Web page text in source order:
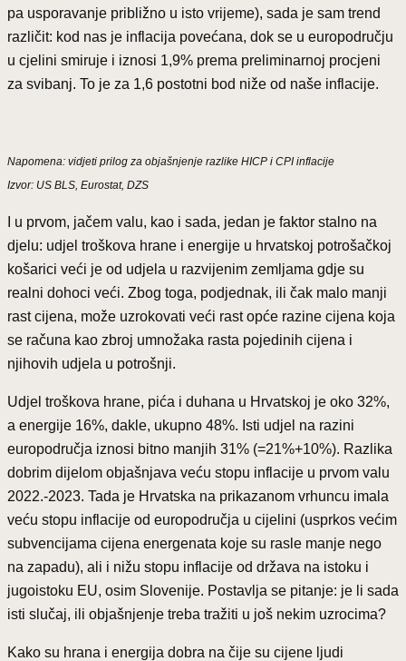
pa usporavanje približno u isto vrijeme), sada je sam trend
različit: kod nas je inflacija povećana, dok se u europodručju
u cjelini smiruje i iznosi 1,9% prema preliminarnoj procjeni
za svibanj. To je za 1,6 postotni bod niže od naše inflacije.
Napomena: vidjeti prilog za objašnjenje razlike HICP i CPI inflacije
Izvor: US BLS, Eurostat, DZS
I u prvom, jačem valu, kao i sada, jedan je faktor stalno na
djelu: udjel troškova hrane i energije u hrvatskoj potrošačkoj
košarici veći je od udjela u razvijenim zemljama gdje su
realni dohoci veći. Zbog toga, podjednak, ili čak malo manji
rast cijena, može uzrokovati veći rast opće razine cijena koja
se računa kao zbroj umnožaka rasta pojedinih cijena i
njihovih udjela u potrošnji.
Udjel troškova hrane, pića i duhana u Hrvatskoj je oko 32%,
a energije 16%, dakle, ukupno 48%. Isti udjel na razini
europodručja iznosi bitno manjih 31% (=21%+10%). Razlika
dobrim dijelom objašnjava veću stopu inflacije u prvom valu
2022.-2023. Tada je Hrvatska na prikazanom vrhuncu imala
veću stopu inflacije od europodručja u cijelini (usprkos većim
subvencijama cijena energenata koje su rasle manje nego
na zapadu), ali i nižu stopu inflacije od država na istoku i
jugoistoku EU, osim Slovenije. Postavlja se pitanje: je li sada
isti slučaj, ili objašnjenje treba tražiti u još nekim uzrocima?
Kako su hrana i energija dobra na čije su cijene ljudi